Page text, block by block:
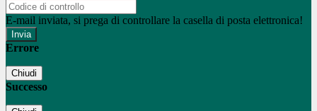
E-mail inviata, si prega di controllare la casella di posta elettronica!
Errore
Chiudi
Successo